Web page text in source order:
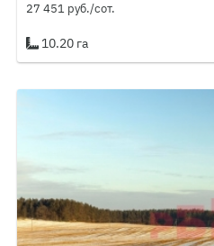
27 451 руб./сот.
10.20 га